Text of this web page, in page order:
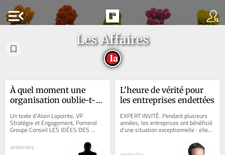
menu_open
Les Affaires
À quel moment une
organisation oublie-t-
Un texte d’Alain Lapointe, VP
Stratégie et Engagement, Pomerol
Groupe Conseil LES IDÉES DES
AFFAIRES. Le comité de direction
dure depuis près de...
yesterday
L’heure de vérité pour
les entreprises endettées
EXPERT INVITÉ. Pendant plusieurs
années, les entreprises ont bénéficié
d’une situation exceptionnelle : elles
pouvaient emprunter presque...